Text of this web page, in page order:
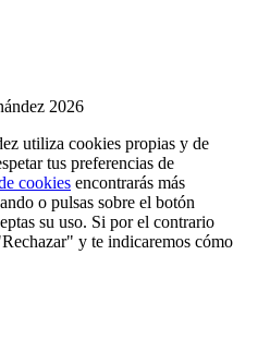
2026
utiliza cookies propias y de
tus preferencias de
cookies encontrarás más
o pulsas sobre el botón
su uso. Si por el contrario
y te indicaremos cómo